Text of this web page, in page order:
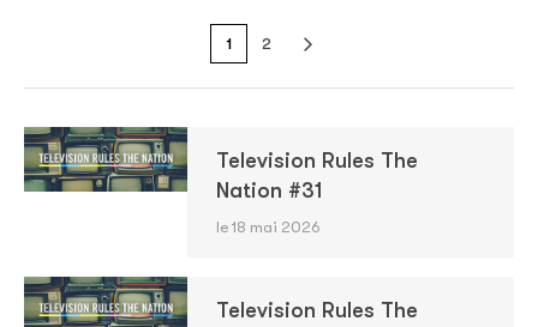
1 2
Television Rules The
Nation #31
le 18 mai 2026
Television Rules The